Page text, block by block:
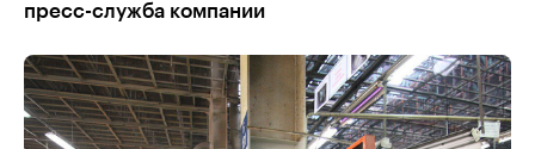
пресс-служба компании